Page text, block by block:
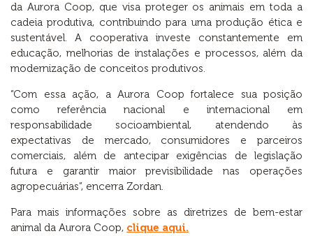
da Aurora Coop, que visa proteger os animais em toda a
cadeia produtiva, contribuindo para uma produção ética e
sustentável. A cooperativa investe constantemente em
educação, melhorias de instalações e processos, além da
modernização de conceitos produtivos.
“Com essa ação, a Aurora Coop fortalece sua posição
como referência nacional e internacional em
responsabilidade socioambiental, atendendo às
expectativas de mercado, consumidores e parceiros
comerciais, além de antecipar exigências de legislação
futura e garantir maior previsibilidade nas operações
agropecuárias”, encerra Zordan.
Para mais informações sobre as diretrizes de bem-estar
animal da Aurora Coop, clique aqui.